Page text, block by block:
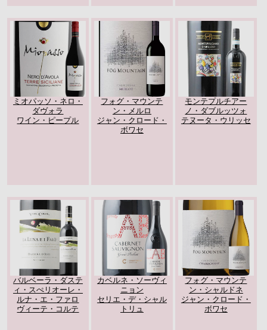
ミオパッソ・ネロ・
ダヴォラ
ワイン・ピープル
フォグ・マウンテ
ン・メルロ
ジャン・クロード・
ボワセ
モンテプルチアー
ノ・ダブルッツォ
テヌータ・ウリッセ
バルベーラ・ダステ
ィ・スぺリオーレ・
ルナ・エ・ファロ
ヴィーテ・コルテ
カベルネ・ソーヴィ
ニョン
セリエ・デ・シャル
トリュ
フォグ・マウンテ
ン・シャルドネ
ジャン・クロード・
ボワセ